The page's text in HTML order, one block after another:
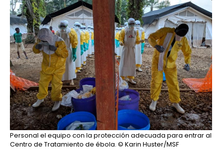
Personal el equipo con la protección adecuada para entrar al
Centro de Tratamiento de ébola. © Karin Huster/MSF